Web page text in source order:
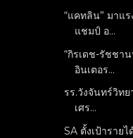
“แคทลิน” มาแ
แชมป์ อ...
“กิรเดช-รัชชา
อินเตอร...
รร.วังจันทร์วิท
เศร...
SA ตั้งเป้าราย